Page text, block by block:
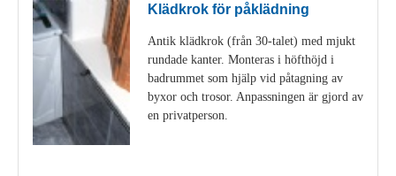
Klädkrok för påklädning
Antik klädkrok (från 30-talet) med mjukt
rundade kanter. Monteras i höfthöjd i
badrummet som hjälp vid påtagning av
byxor och trosor. Anpassningen är gjord av
en privatperson.